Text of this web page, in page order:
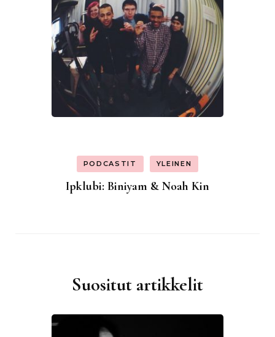
PODCASTIT YLEINEN
Ipklubi: Biniyam & Noah Kin
Suositut artikkelit